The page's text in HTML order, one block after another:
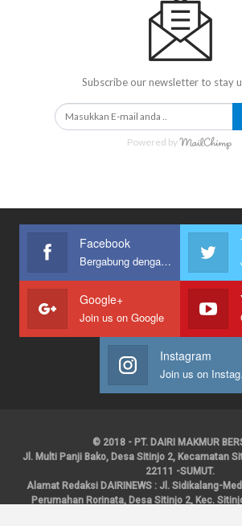
Subscribe our newsletter to stay
Powered by
Facebook
Bergabung dengan kami
Google+
Join us on Google
Instagram
© 2018 - PT. DAIRI MAKMUR
Jl. Multi Panji Bako, Desa Sitinjo 2, Kecamatan
22111 -SUMUT.
Alamat Redaksi DAIRINEWS : Jl. Sidikalang-
Perumahan Rorinata, Desa Sitinjo 2, Kec.